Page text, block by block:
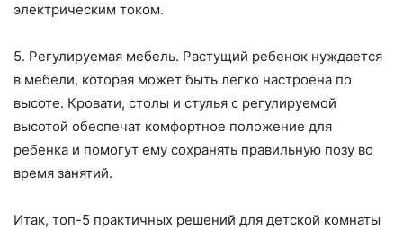
электрическим током.
5. Регулируемая мебель. Растущий ребенок нуждается
в мебели, которая может быть легко настроена по
высоте. Кровати, столы и стулья с регулируемой
высотой обеспечат комфортное положение для
ребенка и помогут ему сохранять правильную позу во
время занятий.
Итак, топ-5 практичных решений для детской комнаты